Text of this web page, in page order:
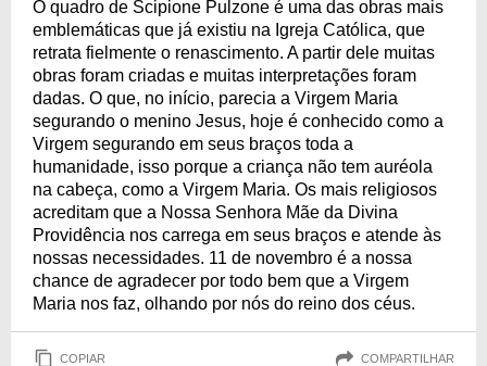
O quadro de Scipione Pulzone é uma das obras mais
emblemáticas que já existiu na Igreja Católica, que
retrata fielmente o renascimento. A partir dele muitas
obras foram criadas e muitas interpretações foram
dadas. O que, no início, parecia a Virgem Maria
segurando o menino Jesus, hoje é conhecido como a
Virgem segurando em seus braços toda a
humanidade, isso porque a criança não tem auréola
na cabeça, como a Virgem Maria. Os mais religiosos
acreditam que a Nossa Senhora Mãe da Divina
Providência nos carrega em seus braços e atende às
nossas necessidades. 11 de novembro é a nossa
chance de agradecer por todo bem que a Virgem
Maria nos faz, olhando por nós do reino dos céus.
COPIAR COMPARTILHAR